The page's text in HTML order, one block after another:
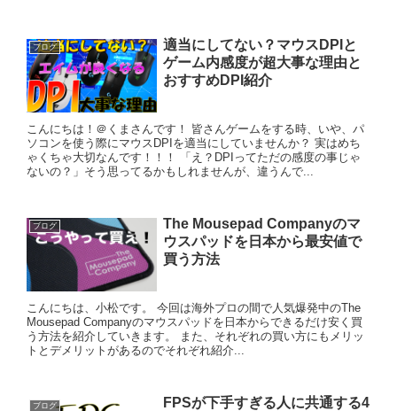
ブログ
適当にしてない？マウスDPIと
ゲーム内感度が超大事な理由と
おすすめDPI紹介
こんにちは！＠くまさんです！ 皆さんゲームをする時、いや、パ
ソコンを使う際にマウスDPIを適当にしていませんか？ 実はめち
ゃくちゃ大切なんです！！！ 「え？DPIってただの感度の事じゃ
ないの？」そう思ってるかもしれませんが、違うんで...
ブログ
The Mousepad Companyのマ
ウスパッドを日本から最安値で
買う方法
こんにちは、小松です。 今回は海外プロの間で人気爆発中のThe
Mousepad Companyのマウスパッドを日本からできるだけ安く買
う方法を紹介していきます。 また、それぞれの買い方にもメリッ
トとデメリットがあるのでそれぞれ紹介...
ブログ
FPSが下手すぎる人に共通する4